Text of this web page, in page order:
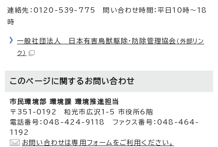
連絡先：0120-539-775 問い合わせ時間：平日10時～18
時
一般社団法人 日本有害鳥獣駆除・防除管理協会 （外部リン
ク）
このページに関する お問い合わせ
市民環境部 環境課 環境推進担当
〒351-0192 和光市広沢1-5 市役所6階
電話番号：048-424-9118 ファクス番号：048-464-
1192
お問い合わせは専用フォームをご利用ください。